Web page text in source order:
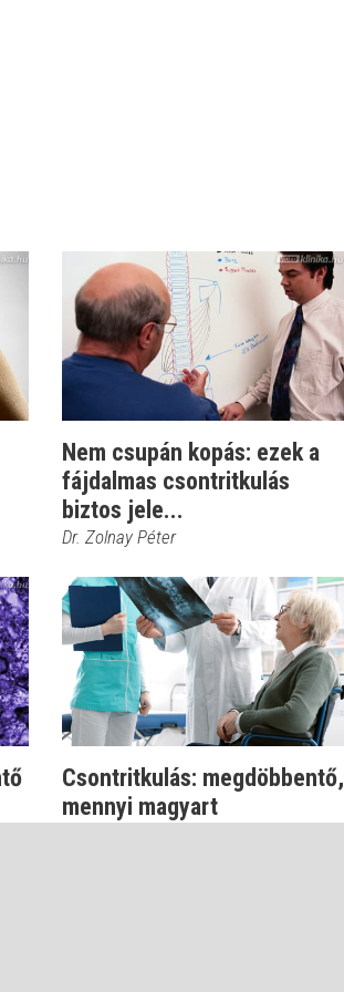
Nem csupán kopás: ezek a
fájdalmas csontritkulás
biztos jele...
Dr. Zolnay Péter
Csontritkulás: megdöbbentő,
mennyi magyart